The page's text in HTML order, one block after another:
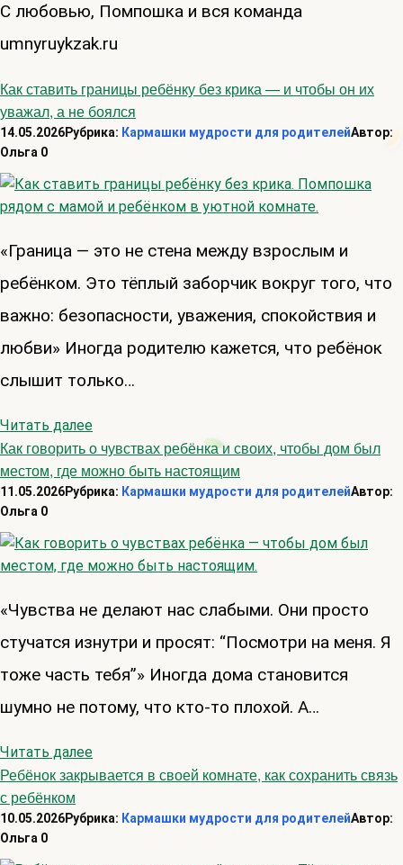
С любовью, Помпошка и вся команда
umnyruykzak.ru
Как ставить границы ребёнку без крика — и чтобы он их
уважал, а не боялся
14.05.2026Рубрика: Кармашки мудрости для родителейАвтор:
Ольга 0
«Граница — это не стена между взрослым и
ребёнком. Это тёплый заборчик вокруг того, что
важно: безопасности, уважения, спокойствия и
любви» Иногда родителю кажется, что ребёнок
слышит только…
Читать далее
Как говорить о чувствах ребёнка и своих, чтобы дом был
местом, где можно быть настоящим
11.05.2026Рубрика: Кармашки мудрости для родителейАвтор:
Ольга 0
«Чувства не делают нас слабыми. Они просто
стучатся изнутри и просят: “Посмотри на меня. Я
тоже часть тебя”» Иногда дома становится
шумно не потому, что кто-то плохой. А…
Читать далее
Ребёнок закрывается в своей комнате, как сохранить связь
с ребёнком
10.05.2026Рубрика: Кармашки мудрости для родителейАвтор:
Ольга 0